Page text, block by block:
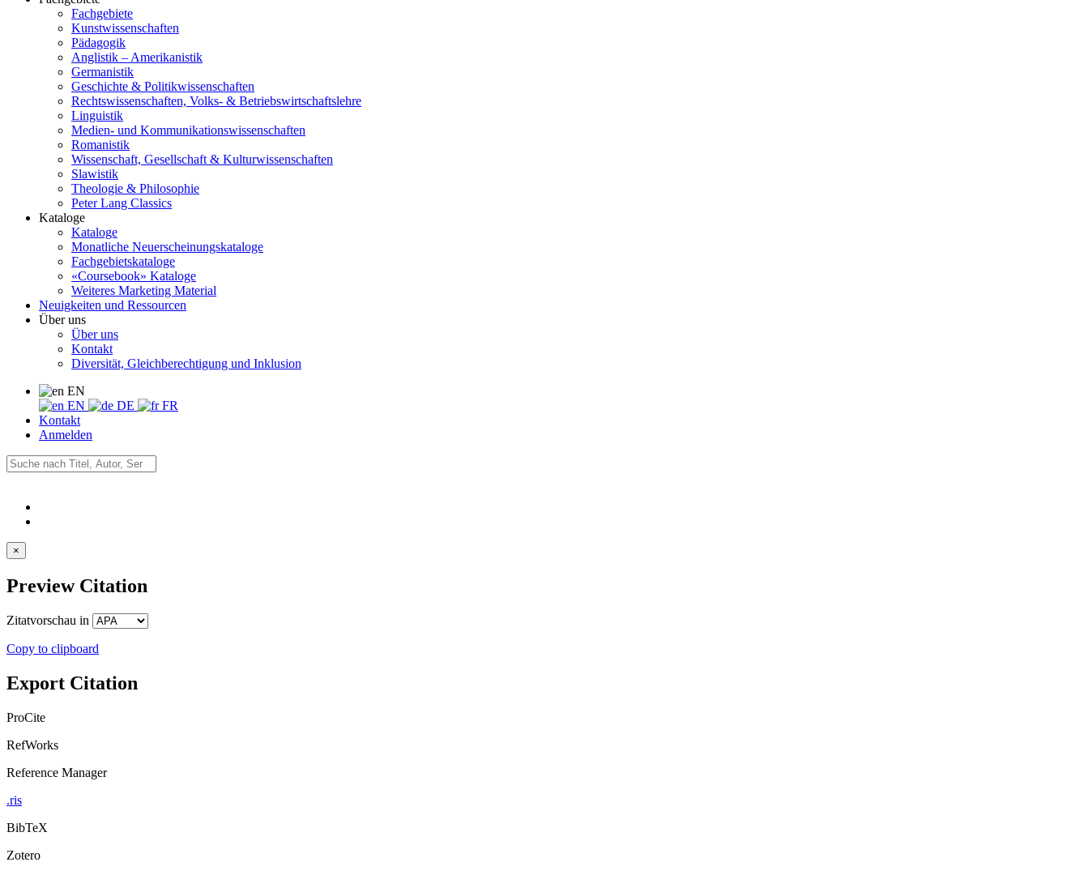
Fachgebiete
Kunstwissenschaften
Pädagogik
Anglistik – Amerikanistik
Germanistik
Geschichte & Politikwissenschaften
Rechtswissenschaften, Volks- & Betriebswirtschaftslehre
Linguistik
Medien- und Kommunikationswissenschaften
Romanistik
Wissenschaft, Gesellschaft & Kulturwissenschaften
Slawistik
Theologie & Philosophie
Peter Lang Classics
Kataloge
Kataloge
Monatliche Neuerscheinungskataloge
Fachgebietskataloge
«Coursebook» Kataloge
Weiteres Marketing Material
Neuigkeiten und Ressourcen
Über uns
Über uns
Kontakt
Diversität, Gleichberechtigung und Inklusion
EN
EN
DE
FR
Kontakt
Anmelden
×
Preview Citation
Zitatvorschau in
Copy to clipboard
Export Citation
ProCite
RefWorks
Reference Manager
.ris
BibTeX
Zotero